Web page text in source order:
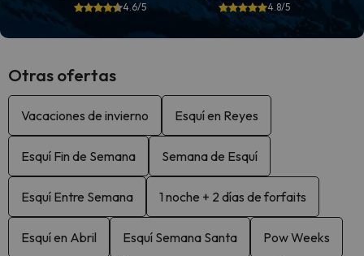
4.6/5 4.8/5
Otras ofertas
Vacaciones de invierno Esquí en Reyes
Esquí Fin de Semana Semana de Esquí
Esquí Entre Semana 1 noche + 2 días de forfaits
Esquí en Abril Esquí Semana Santa Pow Weeks